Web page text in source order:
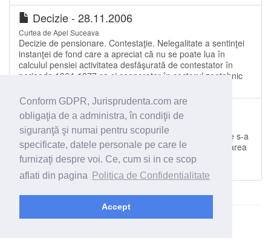
Conform GDPR, Jurisprudenta.com are
obligaţia de a administra, în condiţii de
siguranţă şi numai pentru scopurile
specificate, datele personale pe care le
furnizaţi despre voi. Ce, cum si in ce scop
aflati din pagina
Politica de Confidentialitate
Accept
Decizie - 28.11.2006
Curtea de Apel Suceava
Decizie de pensionare. Contestaţie. Nelegalitate a sentinţei
instanţei de fond care a apreciat că nu se poate lua în
calculul pensiei activitatea desfăşurată de contestator în
perioada 1964-1977 ca şi cooperator în sectorul zootehnic
Decizie - 28.09.2018
Curtea de Apel Târgu Mureș
3.Contestaţie împotriva deciziei casei de pensii prin care s-a
respins cererea formulată de pensionar pentru recalcularea
pensiei anticipate parţiale cu luarea în considerare a
dispoziţiilor Legii nr.142/2016;